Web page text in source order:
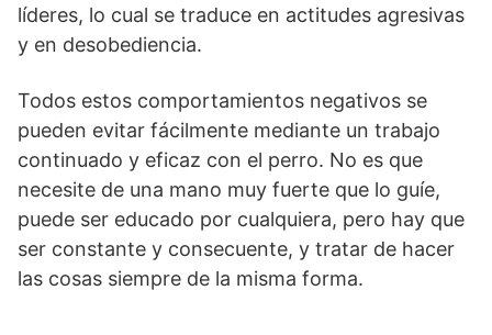
líderes, lo cual se traduce en actitudes agresivas
y en desobediencia.
Todos estos comportamientos negativos se
pueden evitar fácilmente mediante un trabajo
continua­do y eficaz con el perro. No es que
necesite de una mano muy fuerte que lo guíe,
puede ser educado por cualquiera, pero hay que
ser constante y consecuente, y tratar de hacer
las cosas siempre de la misma forma.